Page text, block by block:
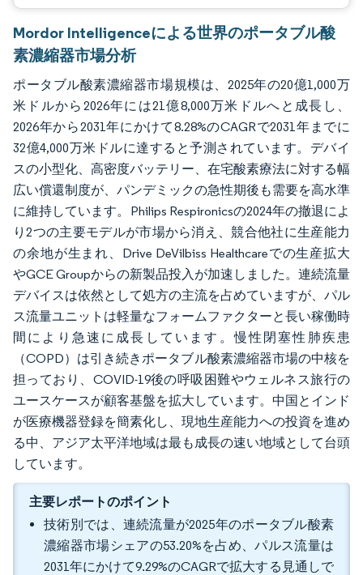
Mordor Intelligenceによる世界のポータブル酸
素濃縮器市場分析
ポータブル酸素濃縮器市場規模は、2025年の20億1,000万
米ドルから2026年には21億8,000万米ドルへと成長し、
2026年から2031年にかけて8.28%のCAGRで2031年までに
32億4,000万米ドルに達すると予測されています。デバイ
スの小型化、高密度バッテリー、在宅酸素療法に対する幅
広い償還制度が、パンデミックの急性期後も需要を高水準
に維持しています。Philips Respironicsの2024年の撤退によ
り2つの主要モデルが市場から消え、競合他社に生産能力
の余地が生まれ、Drive DeVilbiss Healthcareでの生産拡大
やGCE Groupからの新製品投入が加速しました。連続流量
デバイスは依然として処方の主流を占めていますが、パル
ス流量ユニットは軽量なフォームファクターと長い稼働時
間により急速に成長しています。慢性閉塞性肺疾患
（COPD）は引き続きポータブル酸素濃縮器市場の中核を
担っており、COVID-19後の呼吸困難やウェルネス旅行の
ユースケースが顧客基盤を拡大しています。中国とインド
が医療機器登録を簡素化し、現地生産能力への投資を進め
る中、アジア太平洋地域は最も成長の速い地域として台頭
しています。
主要レポートのポイント
技術別では、連続流量が2025年のポータブル酸素
濃縮器市場シェアの53.20%を占め、パルス流量は
2031年にかけて9.29%のCAGRで拡大する見通しで